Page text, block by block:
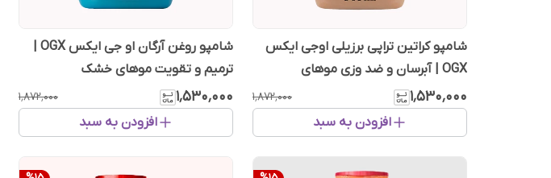
شامپو کراتین تراپی برزیلی اوجی ایکس
OGX | آبرسان و ضد وزی موهای
آسیب‌دیده
۱٬۵۳۰٬۰۰۰ ۱٬۸۷۲٬۰۰۰
افزودن به سبد
ترمیم و تقویت موهای خشک
۱٬۵۳۰٬۰۰۰ ۱٬۸۷۲٬۰۰۰
افزودن به سبد